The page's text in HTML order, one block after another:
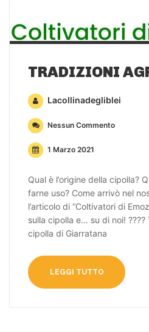
Lacollinadegliblei
Nessun Commento
1 Marzo 2021
Qual è l’origine della cipolla?
farne uso? Come arrivò nel
l’articolo di “Coltivatori di
sulla cipolla e… su di noi!
cipolla di Giarratana
LEGGI TUTTO